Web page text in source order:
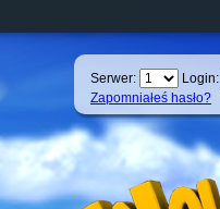
Serwer: Login:
Zapomniałeś hasło?